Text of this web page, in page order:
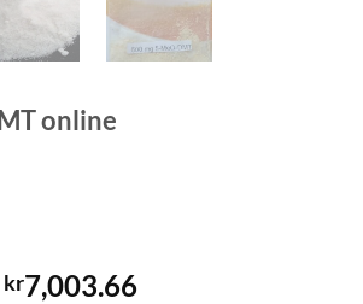
online
kr7,003.66Prisintervall: